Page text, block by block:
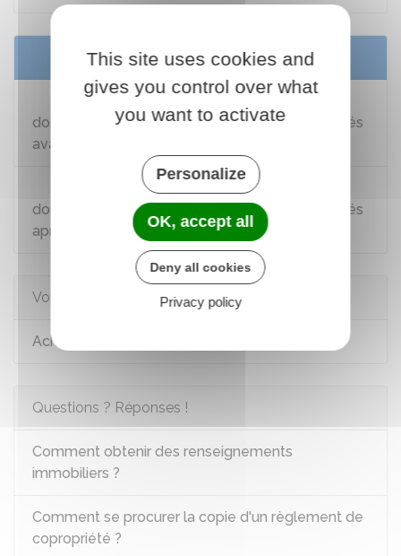
Services en ligne et formulaires
Copie de documents (acte de vente,
donation, règlement de copropriété...) enregistrés
avant le 1er janvier 1956
Copie de documents (acte de vente,
donation, règlement de copropriété...) enregistrés
après le 1er janvier 1956
Voir aussi
Achat ou vente d'un logement
Questions ? Réponses !
Comment obtenir des renseignements
immobiliers ?
Comment se procurer la copie d'un règlement de
copropriété ?
This site uses cookies and
gives you control over what
you want to activate
Personalize
OK, accept all
Deny all cookies
Privacy policy